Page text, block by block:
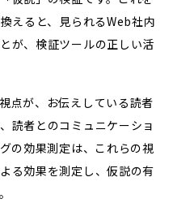
えると、見られるWeb社内
が、検証ツールの正しい活
点が、お伝えしている読者
読者とのコミュニケーショ
の効果測定は、これらの視
る効果を測定し、仮説の有